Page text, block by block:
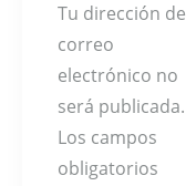
Tu dirección de
correo
electrónico no
será publicada.
Los campos
obligatorios